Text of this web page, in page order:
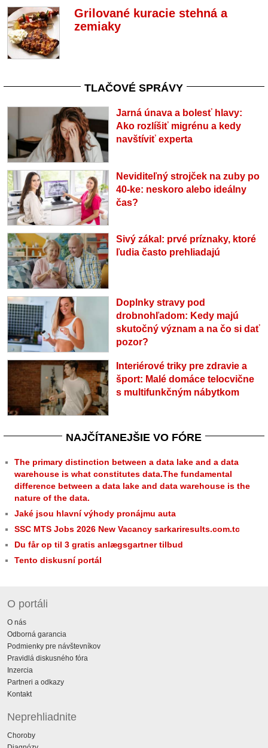
Grilované kuracie stehná a
zemiaky
TLAČOVÉ SPRÁVY
Jarná únava a bolesť hlavy:
Ako rozlíšiť migrénu a kedy
navštíviť experta
Neviditeľný strojček na zuby po
40-ke: neskoro alebo ideálny
čas?
Sivý zákal: prvé príznaky, ktoré
ľudia často prehliadajú
Doplnky stravy pod
drobnohľadom: Kedy majú
skutočný význam a na čo si dať
pozor?
Interiérové triky pre zdravie a
šport: Malé domáce telocvične
s multifunkčným nábytkom
NAJČÍTANEJŠIE VO FÓRE
The primary distinction between a data lake and a data
warehouse is what constitutes data.The fundamental
difference between a data lake and data warehouse is the
nature of the data.
Jaké jsou hlavní výhody pronájmu auta
SSC MTS Jobs 2026 New Vacancy sarkariresults.com.tc
Du får op til 3 gratis anlægsgartner tilbud
Tento diskusní portál
O portáli
O nás
Odborná garancia
Podmienky pre návštevníkov
Pravidlá diskusného fóra
Inzercia
Partneri a odkazy
Kontakt
Neprehliadnite
Choroby